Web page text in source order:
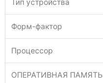
Тип устройства
Форм-фактор
Процессор
ОПЕРАТИВНАЯ ПАМЯТЬ